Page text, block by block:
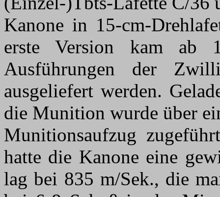
Kanone in 15-cm-
erste Version kam ab
Ausführungen der
ausgeliefert werden.
die Munition wurde über
Munitionsaufzug
hatte die Kanone eine
lag bei 835 m/Sek., die